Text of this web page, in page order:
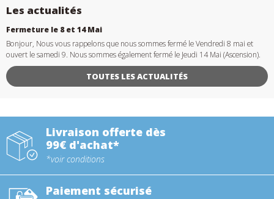
Les actualités
Fermeture le 8 et 14 Mai
Bonjour, Nous vous rappelons que nous sommes fermé le Vendredi 8 mai et
ouvert le samedi 9. Nous sommes également fermé le Jeudi 14 Mai (Ascension).
TOUTES LES ACTUALITÉS
Livraison offerte dès
99€ d'achat*
*voir conditions
Paiement sécurisé